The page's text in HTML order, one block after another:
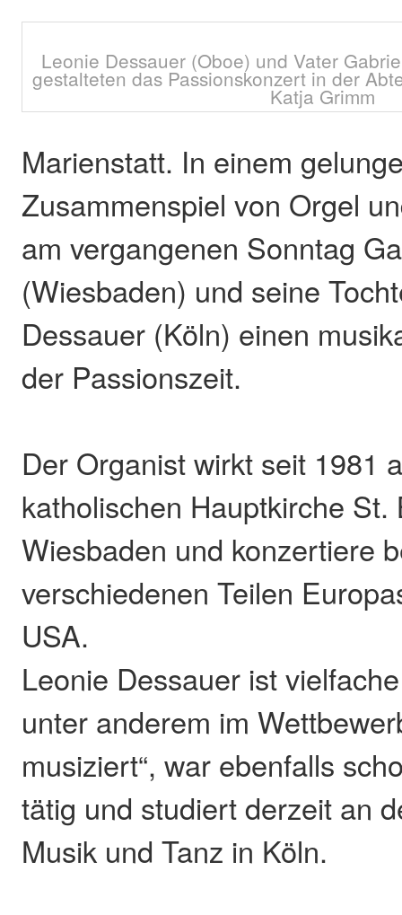
Leonie Dessauer (Oboe) und Vater
gestalteten das Passionskonzert in der
Katja Grimm
Marienstatt. In einem
Zusammenspiel von Orgel
am vergangenen Sonntag
(Wiesbaden) und seine
Dessauer (Köln) einen
der Passionszeit.
Der Organist wirkt seit 1981
katholischen Hauptkirche St.
Wiesbaden und konzertiere
verschiedenen Teilen
USA.
Leonie Dessauer ist
unter anderem im
musiziert“, war ebenfalls
tätig und studiert derzeit an
Musik und Tanz in Köln.